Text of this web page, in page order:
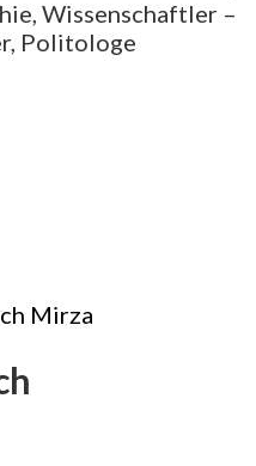
Wissenschaftler –
Politologe
Mirza